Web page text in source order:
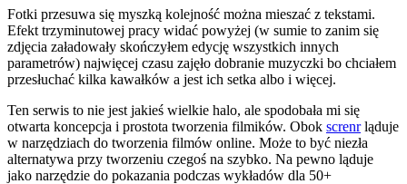
Fotki przesuwa się myszką kolejność można mieszać z tekstami.
Efekt trzyminutowej pracy widać powyżej (w sumie to zanim się
zdjęcia załadowały skończyłem edycję wszystkich innych
parametrów) najwięcej czasu zajęło dobranie muzyczki bo chciałem
przesłuchać kilka kawałków a jest ich setka albo i więcej.
Ten serwis to nie jest jakieś wielkie halo, ale spodobała mi się
otwarta koncepcja i prostota tworzenia filmików. Obok screnrląduje
w narzędziach do tworzenia filmów online. Może to być niezła
alternatywa przy tworzeniu czegoś na szybko. Na pewno ląduje
jako narzędzie do pokazania podczas wykładów dla 50+